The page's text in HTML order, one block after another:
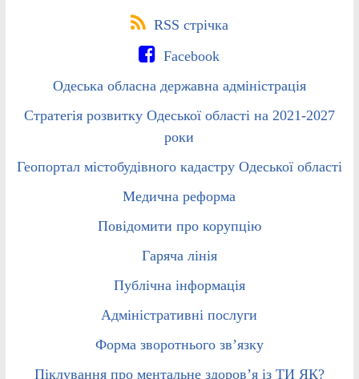
RSS стрічка
Facebook
Одеська обласна державна адміністрація
Стратегія розвитку Одеської області на 2021-2027
роки
Геопортал містобудівного кадастру Одеської області
Медична реформа
Повідомити про корупцію
Гаряча лінія
Публічна інформація
Адміністративні послуги
Форма зворотнього зв’язку
Піклування про ментальне здоров’я із ТИ ЯК?